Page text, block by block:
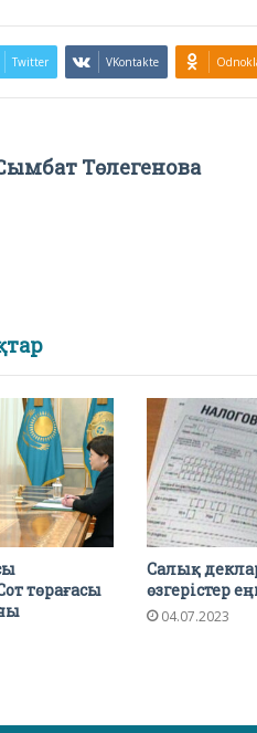
Twitter VKontakte
Төлегенова
төрағасы
Салық
өзгерістер
04.07.2023